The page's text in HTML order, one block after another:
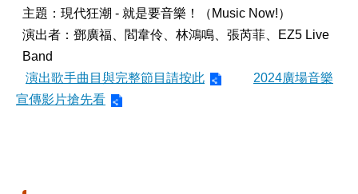
主題：現代狂潮 - 就是要音樂！（ Music Now!）
演出者：鄧廣福、閻韋伶、林鴻鳴、張芮菲、
EZ5 Live
Band
演出歌手曲目與完整節目請按此
2024廣場音樂
節宣傳影片搶先看